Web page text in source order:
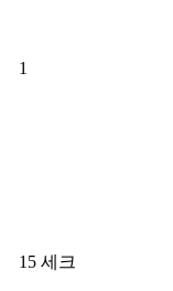
1
15 세크